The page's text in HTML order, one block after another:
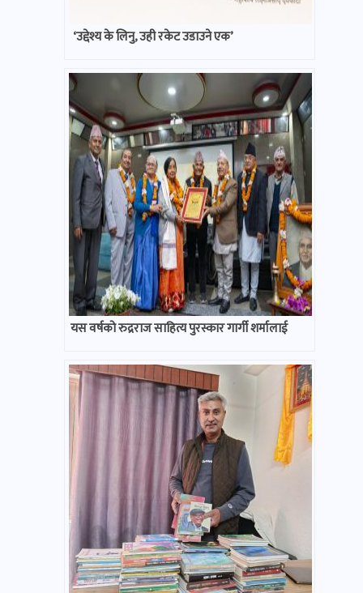
‘उद्देश्य के लिनु, उही रकेट उडाउने एक’
यस वर्षको रुद्रराज साहित्य पुरस्कार गार्गी शर्मालाई